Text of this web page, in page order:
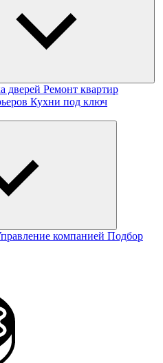
дверей Ремонт квартир
Кухни под ключ
компанией Подбор